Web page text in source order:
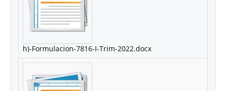
h)-Formulacion-7816-I-Trim-2022.docx